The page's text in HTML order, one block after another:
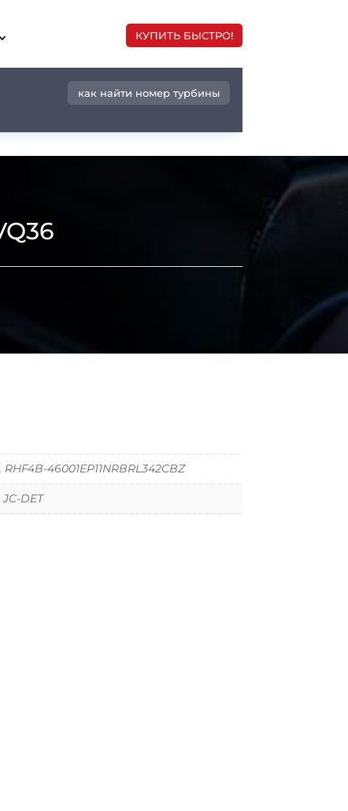
КУПИТЬ БЫСТРО!
как найти номер турбины
RHF4B-46001EP11NRBRL342CBZ
DET